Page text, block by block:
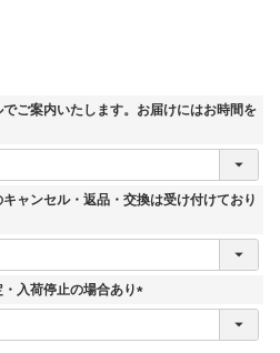
ご案内いたします。お届けにはお時間を
ャンセル・返品・交換は受け付けており
入荷停止の場合あり
(